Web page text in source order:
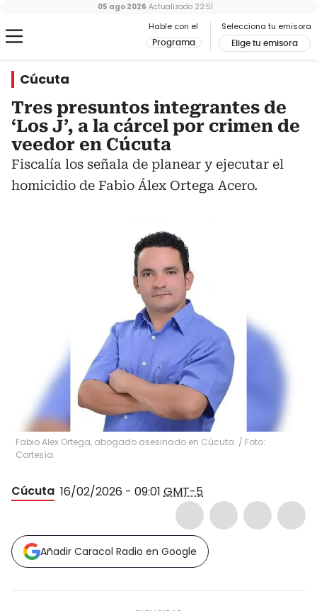
Hable con el
Programa
Selecciona tu emisora
Elige tu emisora
05 ago 2026 Actualizado 22:51
Cúcuta
Tres presuntos integrantes de
‘Los J’, a la cárcel por crimen de
veedor en Cúcuta
Fiscalía los señala de planear y ejecutar el
homicidio de Fabio Álex Ortega Acero.
Fabio Alex Ortega, abogado asesinado en Cúcuta. / Foto:
Cortesía.
Cúcuta 16/02/2026 - 09:01 GMT-5
Añadir Caracol Radio en Google